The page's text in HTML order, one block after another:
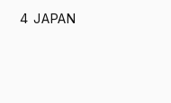
4 JAPAN